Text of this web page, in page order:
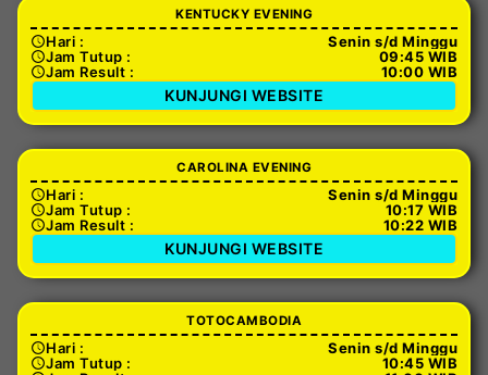
KENTUCKY EVENING
Hari :
Senin s/d Minggu
Jam Tutup :
09:45 WIB
Jam Result :
10:00 WIB
KUNJUNGI WEBSITE
CAROLINA EVENING
Hari :
Senin s/d Minggu
Jam Tutup :
10:17 WIB
Jam Result :
10:22 WIB
KUNJUNGI WEBSITE
TOTOCAMBODIA
Hari :
Senin s/d Minggu
Jam Tutup :
10:45 WIB